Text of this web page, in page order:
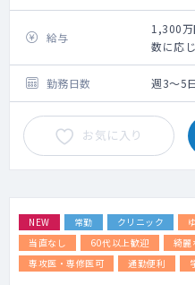
【勤務
基本的
午前：
療
午後：
※外来
す。
※各曜
調整と
【オン
シフト
給与
1,300
数に応
勤務日数 週3～5
お気に入り
NEW 常勤 クリニック
当直なし
60代以上歓迎 綺麗
専攻医・専修医可
通勤便利